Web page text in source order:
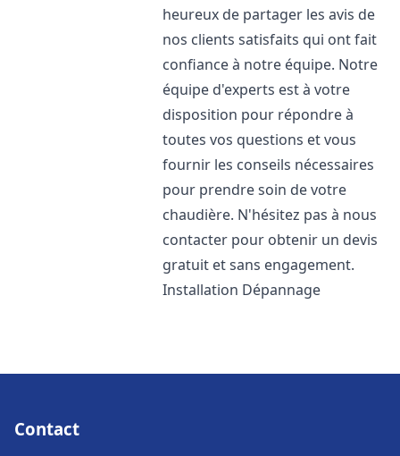
heureux de partager les avis de
nos clients satisfaits qui ont fait
confiance à notre équipe. Notre
équipe d'experts est à votre
disposition pour répondre à
toutes vos questions et vous
fournir les conseils nécessaires
pour prendre soin de votre
chaudière. N'hésitez pas à nous
contacter pour obtenir un devis
gratuit et sans engagement.
Installation Dépannage
Contact